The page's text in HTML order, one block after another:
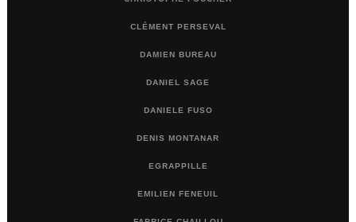
CLÉMENT PERSEVAL
DAMIEN BUREAU
DANIEL SAGE
DANIELE FUSO
DENIS MONTANAR
EGRAPPILLE
EMILIEN FENEUIL